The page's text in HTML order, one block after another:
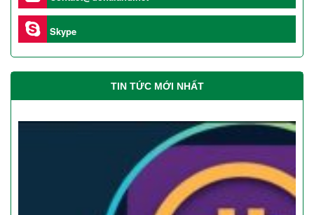
Skype
TIN TỨC MỚI NHẤT